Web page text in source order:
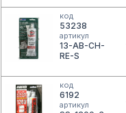
код
53238
артикул
13-AB-CH-
RE-S
код
6192
артикул